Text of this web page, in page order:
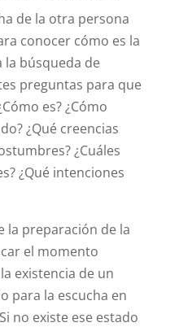
de la otra persona
conocer cómo es la
búsqueda de
preguntas para que
es? ¿Cómo
¿Qué creencias
¿Cuáles
¿Qué intenciones
la preparación de la
el momento
existencia de un
para la escucha en
no existe ese estado